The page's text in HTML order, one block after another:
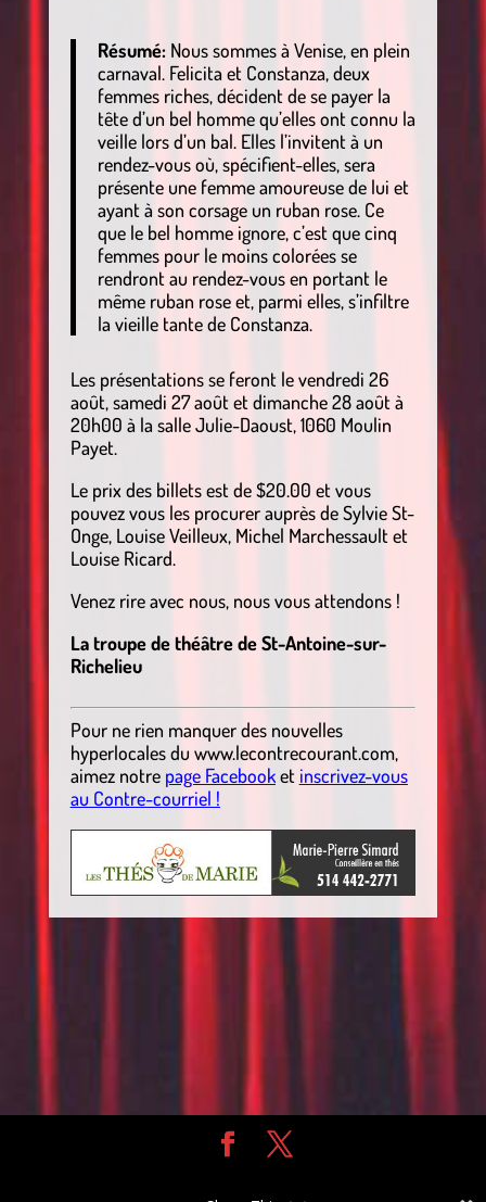
Résumé:Nous sommes à Venise, en plein
carnaval. Felicita et Constanza, deux
femmes riches, décident de se payer la
tête d’un bel homme qu’elles ont connu la
veille lors d’un bal. Elles l’invitent à un
rendez-vous où, spécifient-elles, sera
présente une femme amoureuse de lui et
ayant à son corsage un ruban rose. Ce
que le bel homme ignore, c’est que cinq
femmes pour le moins colorées se
rendront au rendez-vous en portant le
même ruban rose et, parmi elles, s’infiltre
la vieille tante de Constanza.
Les présentations se feront le vendredi 26
août, samedi 27 août et dimanche 28 août à
20h00 à la salle Julie-Daoust, 1060 Moulin
Payet.
Le prix des billets est de $20.00 et vous
pouvez vous les procurer auprès de Sylvie St-
Onge, Louise Veilleux, Michel Marchessault et
Louise Ricard.
Venez rire avec nous, nous vous attendons !
La troupe de théâtre de St-Antoine-sur-
Richelieu
Pour ne rien manquer des nouvelles
hyperlocales du www.lecontrecourant.com,
aimez notre page Facebooket inscrivez-vous
au Contre-courriel !